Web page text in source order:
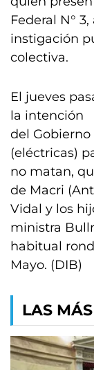
Federal N°
instigación
colectiva.
El jueves
la intención
del Gobierno
(eléctricas)
no matan,
de Macri
Vidal y los
ministra
habitual
Mayo. (DIB)
LAS